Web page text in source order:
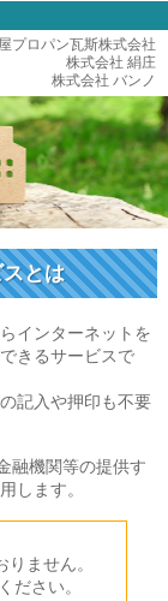
プロパン瓦斯株式会社
株式会社 絹庄
株式会社 バンノ
とは
インターネットを
きるサービスで
記入や押印も不要
融機関等の提供す
します。
ません。
ださい。